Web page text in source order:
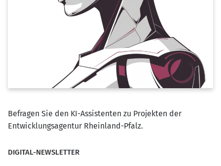
Befragen Sie den KI-Assistenten zu Projekten der
Entwicklungsagentur Rheinland-Pfalz.
DIGITAL-NEWSLETTER